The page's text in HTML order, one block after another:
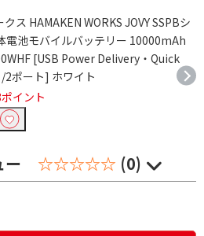
ス HAMAKEN WORKS JOVY SSPBシ
電池モバイルバッテリー 10000mAh
[USB Power Delivery・Quick
ポート] ホワイト
イント
ー ☆☆☆☆☆ (0)